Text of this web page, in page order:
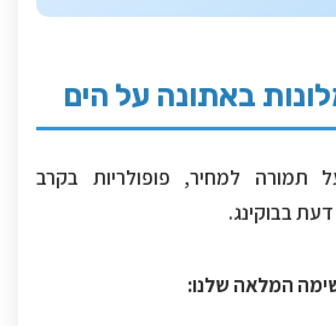
תמורה למחיר, פופולריות בקרב
בבוקינג.
המלאה שלנו: